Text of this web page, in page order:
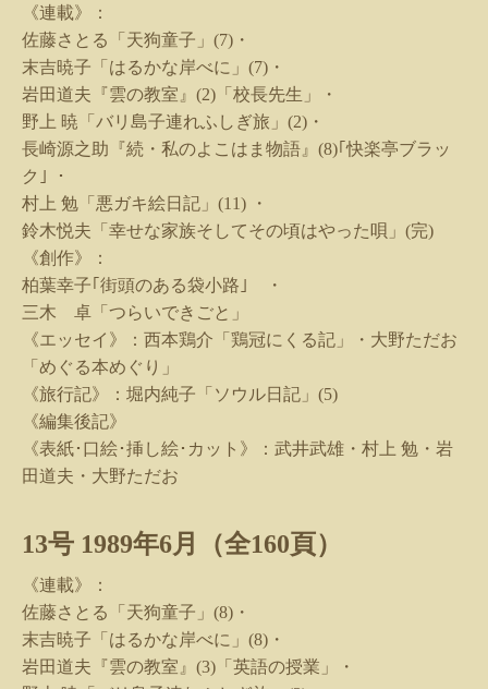
《連載》：
佐藤さとる「天狗童子」 (7) ・
末吉暁子「はるかな岸べに」 (7) ・
岩田道夫『雲の教室』 (2) 「校長先生」・
野上 暁「バリ島子連れふしぎ旅」 (2) ・
長崎源之助『続・私のよこはま物語』 (8)｢快楽亭ブラッ
ク｣ ・
村上 勉「悪ガキ絵日記」 (11)
・
鈴木悦夫「幸せな家族そしてその頃はやった唄」 (完)
《創作》：
柏葉幸子｢街頭のある袋小路｣ ・
三木 卓「つらいできごと」
《エッセイ》：西本鶏介「鶏冠にくる記」・大野ただお
「めぐる本めぐり」
《旅行記》：堀内純子「ソウル日記」 (5)
《編集後記》
《表紙･口絵･挿し絵･カット》：武井武雄・村上 勉・岩
田道夫・大野ただお
13号 1989年6月（全160 頁）
《連載》：
佐藤さとる「天狗童子」 (8) ・
末吉暁子「はるかな岸べに」 (8) ・
岩田道夫『雲の教室』 (3) 「英語の授業」・